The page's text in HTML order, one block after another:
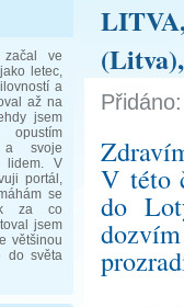
ve
letec,
a
až na
jsem
a svoje
lidem. V
portál,
se
za co
jsem
většinou
do světa
V této
do